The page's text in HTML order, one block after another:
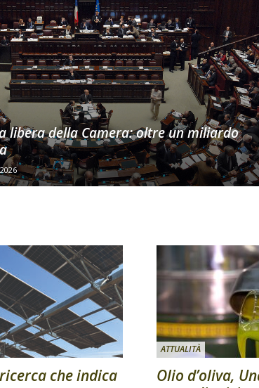
libera della Camera: oltre un miliardo
che indica
ATTUALITÀ
Olio d’oliva,